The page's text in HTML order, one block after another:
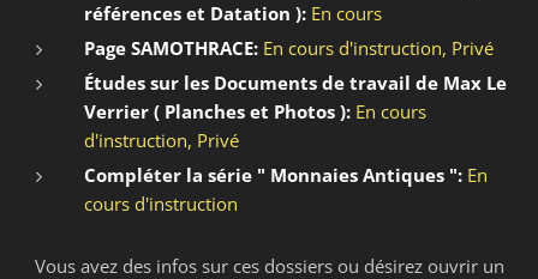
références et Datation ): En cours
Page SAMOTHRACE: En cours d'instruction, Privé
Études sur les Documents de travail de Max Le
Verrier ( Planches et Photos ): En cours
d'instruction, Privé
Compléter la série " Monnaies Antiques ": En
cours d'instruction
Vous avez des infos sur ces dossiers ou désirez ouvrir un